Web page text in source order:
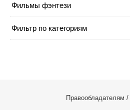
Фильмы фэнтези
Фильтр по категориям
Правообладателям /